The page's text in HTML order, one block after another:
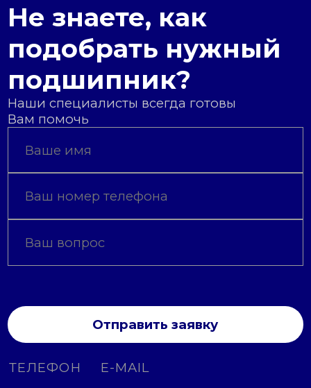
Не знаете, как
подобрать нужный
подшипник?
Наши специалисты всегда готовы
Вам помочь
Отправить заявку
ТЕЛЕФОН E-MAIL